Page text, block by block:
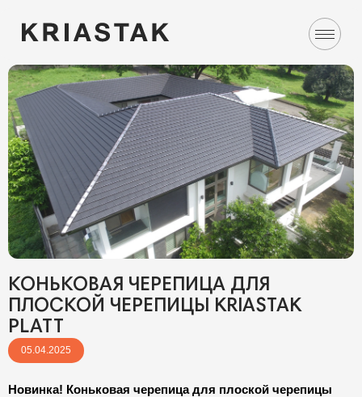
КОНЬКОВАЯ ЧЕРЕПИЦА ДЛЯ
ПЛОСКОЙ ЧЕРЕПИЦЫ KRIASTAK
PLATT
05.04.2025
Новинка! Коньковая черепица для плоской черепицы